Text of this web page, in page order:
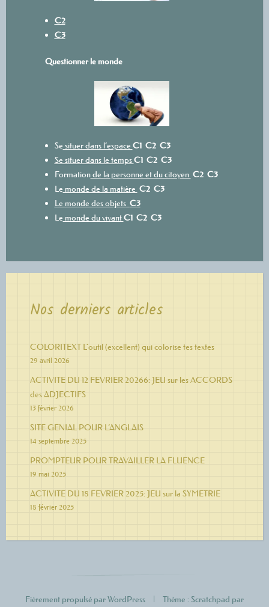
C2
C3
Questionner le monde
Se situer dans l’espace C1 C2 C3
Se situer dans le tempsC1 C2 C3
Formationde la personne et du citoyen C2 C3
Le monde de la matière C2 C3
Le monde des objets C3
Le monde du vivantC1 C2 C3
Nos derniers articles
COLORITEXT L’outil (excellent) qui colorise tes textes
29 avril 2026
ACTIVITE DU 12 FEVRIER 20266: JEU sur les ACCORDS
des ADJECTIFS
13 février 2026
SITE GENIAL POUR L’ANGLAIS
14 septembre 2025
PROMPTEUR POUR TRAVAILLER LA FLUENCE
19 mai 2025
ACTIVITE DU 18 FEVRIER 2025: JEU sur la SYMETRIE
18 février 2025
Fièrement propulsé par WordPress | Thème : Scratchpad par